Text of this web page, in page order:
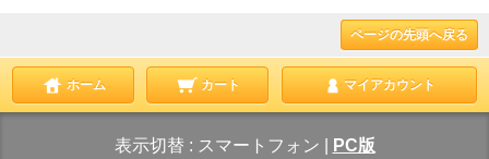
ページの先頭へ戻る
ホーム カート マイアカウント
表示切替 : スマートフォン PC版